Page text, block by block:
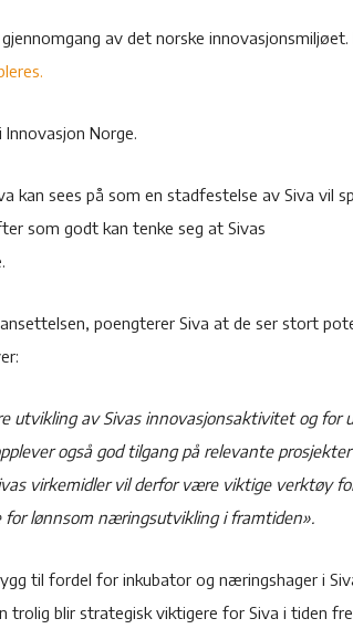
av det norske innovasjonsmiljøet.
Norge.
kan sees på som en stadfestelse av Siva vil
som godt kan tenke seg at Sivas
poengterer Siva at de ser stort
utvikling av Sivas innovasjonsaktivitet og for
også god tilgang på relevante
virkemidler vil derfor være viktige verktøy
lønnsom næringsutvikling i framtiden».
til fordel for inkubator og næringshager i
blir strategisk viktigere for Siva i tiden